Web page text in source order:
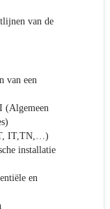
van de
van een
(Algemeen
IT,TN,…)
installatie
en